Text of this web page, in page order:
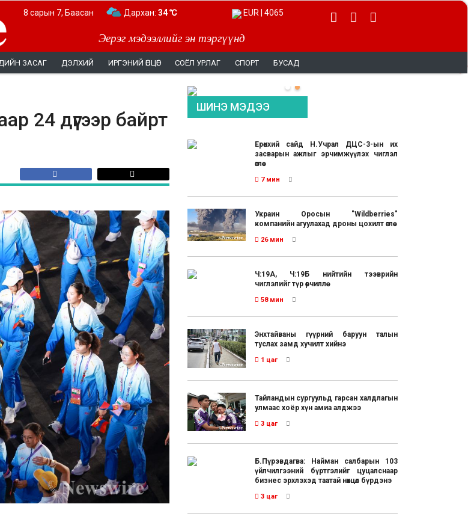
Эерэг мэдээллийг эн тэргүүнд
8 сарын 7, Баасан Дархан: 34 ℃ EUR | 4065
ЗАСАГ ДЭЛХИЙ ИРГЭНИЙ ӨНЦӨГ СОЁЛ УРЛАГ СПОРТ БУСАД
24 дүгээр байрт
ШИНЭ МЭДЭЭ
Ерөнхий сайд Н.Учрал ДЦС-3-ын их
засварын ажлыг эрчимжүүлэх чиглэл
өглөө
7 мин
Украин Оросын "Wildberries"
компанийн агуулахад дроны цохилт өглөө
26 мин
Ч:19А, Ч:19Б нийтийн тээврийн
чиглэлийг түр өөрчиллөө
58 мин
Энхтайваны гүүрний баруун талын
туслах замд хучилт хийнэ
1 цаг
Тайландын сургуульд гарсан халдлагын
улмаас хоёр хүн амиа алджээ
3 цаг
Б.Пүрэвдагва: Найман салбарын 103
үйлчилгээний бүртгэлийг цуцалснаар
бизнес эрхлэхэд таатай нөхцөл бүрдэнэ
3 цаг